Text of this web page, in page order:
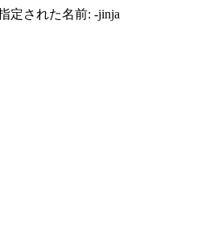
定された名前: -jinja